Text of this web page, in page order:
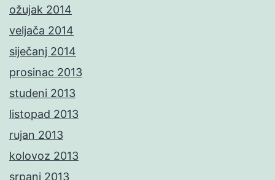
ožujak 2014
veljača 2014
siječanj 2014
prosinac 2013
studeni 2013
listopad 2013
rujan 2013
kolovoz 2013
srpanj 2013